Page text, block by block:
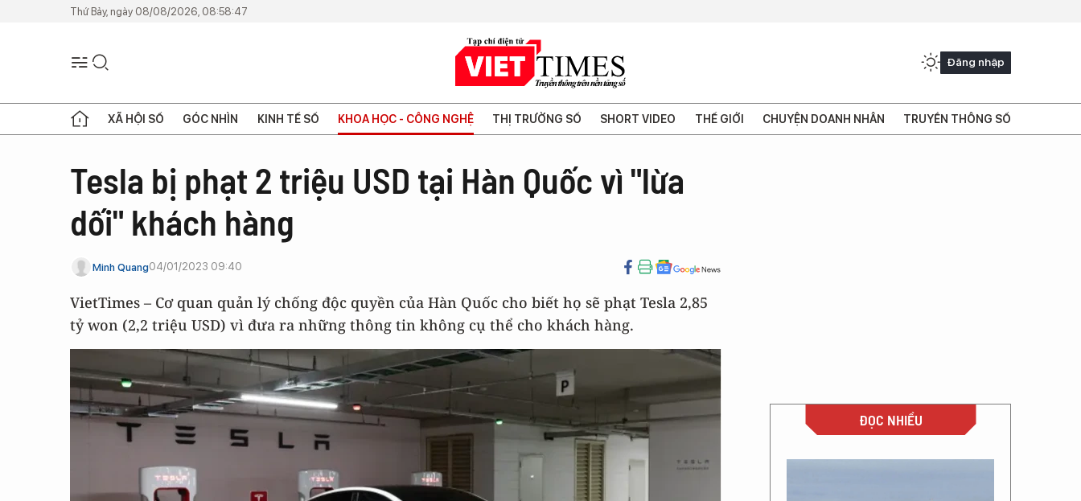
Thứ Bảy, ngày 08/08/2026, 08:58:47
Đăng nhập
XÃ HỘI SỐ GÓC NHÌN KINH TẾ SỐ KHOA HỌC - CÔNG NGHỆ THỊ TRƯỜNG SỐ SHORT VIDEO THẾ GIỚI CHUYỆN DOANH NHÂN TRUYỀN THÔNG SỐ
Tesla bị phạt 2 triệu USD tại Hàn Quốc vì "lừa
dối" khách hàng
Minh Quang04/01/2023 09:40
VietTimes – Cơ quan quản lý chống độc quyền của Hàn Quốc cho biết họ sẽ phạt Tesla 2,85
tỷ won (2,2 triệu USD) vì đưa ra những thông tin không cụ thể cho khách hàng.
ĐỌC NHIỀU